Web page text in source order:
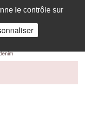
compte
Français
Recherche
le contrôle sur